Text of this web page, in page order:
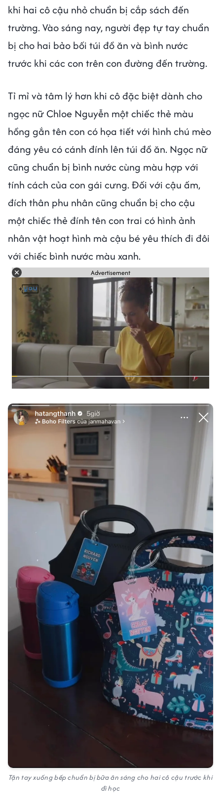
khi hai cô cậu nhỏ chuẩn bị cắp sách đến
trường. Vào sáng nay, người đẹp tự tay chuẩn
bị cho hai bảo bối túi đồ ăn và bình nước
trước khi các con trên con đường đến trường.
Tỉ mỉ và tâm lý hơn khi cô đặc biệt dành cho
ngọc nữ Chloe Nguyễn một chiếc thẻ màu
hồng gắn tên con có họa tiết với hình chú mèo
đáng yêu có cánh đính lên túi đồ ăn. Ngọc nữ
cũng chuẩn bị bình nước cùng màu hợp với
tính cách của con gái cưng. Đối với cậu ấm,
đích thân phu nhân cũng chuẩn bị cho cậu
một chiếc thẻ đính tên con trai có hình ảnh
nhân vật hoạt hình mà cậu bé yêu thích đi đôi
với chiếc bình nước màu xanh.
Advertisement
Tận tay xuống bếp chuẩn bị bữa ăn sáng cho hai cô cậu trước khi
đi học